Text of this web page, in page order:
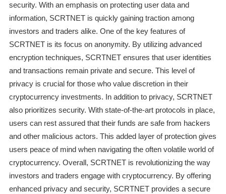
security. With an emphasis on protecting user data and
information, SCRTNET is quickly gaining traction among
investors and traders alike. One of the key features of
SCRTNET is its focus on anonymity. By utilizing advanced
encryption techniques, SCRTNET ensures that user identities
and transactions remain private and secure. This level of
privacy is crucial for those who value discretion in their
cryptocurrency investments. In addition to privacy, SCRTNET
also prioritizes security. With state-of-the-art protocols in place,
users can rest assured that their funds are safe from hackers
and other malicious actors. This added layer of protection gives
users peace of mind when navigating the often volatile world of
cryptocurrency. Overall, SCRTNET is revolutionizing the way
investors and traders engage with cryptocurrency. By offering
enhanced privacy and security, SCRTNET provides a secure